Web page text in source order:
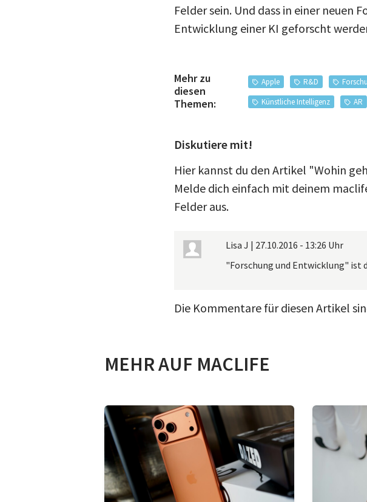
Felder sein. Und dass in einer neuen
Entwicklung einer KI geforscht
Mehr zu
diesen
Themen:
Apple R&D
Künstliche Intelligenz
AR
Diskutiere mit!
Hier kannst du den Artikel "Wohin
Melde dich einfach mit deinem
Felder aus.
Lisa J | 27.10.2016 - 13:26 Uhr
"Forschung und Entwicklung" ist
Die Kommentare für diesen Artikel
MEHR AUF MACLIFE